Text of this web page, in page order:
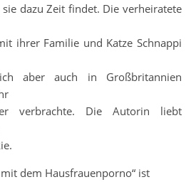
dazu Zeit findet. Die verheiratete
ihrer Familie und Katze Schnappi
aber auch in Großbritannien
verbrachte. Die Autorin liebt
dem Hausfrauenporno“ ist